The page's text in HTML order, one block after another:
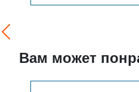
Вам может